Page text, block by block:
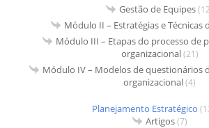
Gestão de Equipes
Módulo II – Estratégias e Técnicas
Módulo III – Etapas do processo de
organizacional(21)
Módulo IV – Modelos de questionários
organizacional(4)
Planejamento Estratégico
Artigos(7)